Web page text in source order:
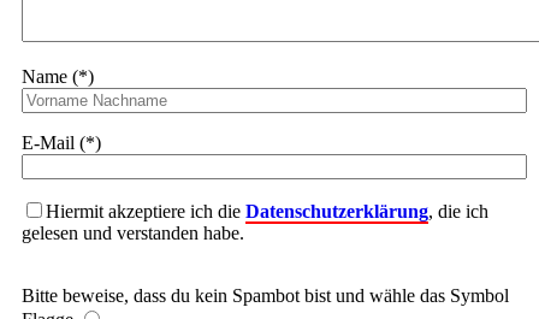
Name (*)
E-Mail (*)
Hiermit akzeptiere ich die Datenschutzerklärung, die ich
gelesen und verstanden habe.
Bitte beweise, dass du kein Spambot bist und wähle das Symbol